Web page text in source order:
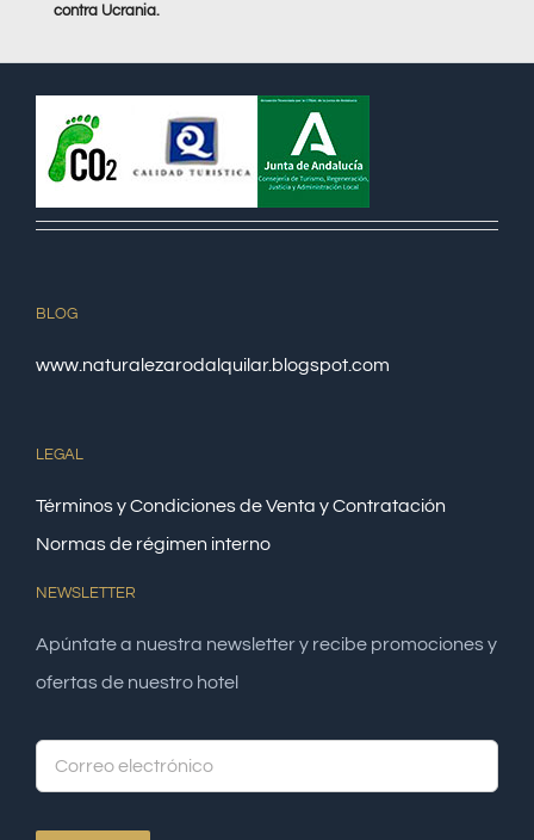
contra Ucrania.
BLOG
www.naturalezarodalquilar.blogspot.com
LEGAL
Términos y Condiciones de Venta y Contratación
Normas de régimen interno
NEWSLETTER
Apúntate a nuestra newsletter y recibe promociones y
ofertas de nuestro hotel